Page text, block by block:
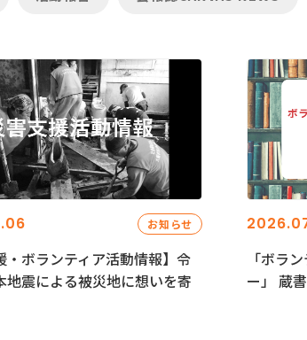
お知らせ
・ボランティア活動情報】令
地震による被災地に想いを寄
「ボラ
ー」 蔵